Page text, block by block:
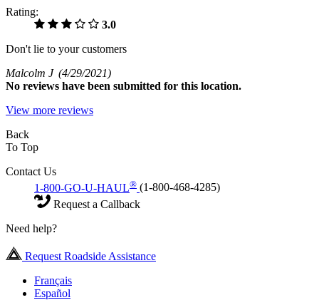
Rating:
3.0
Don't lie to your customers
Malcolm J (4/29/2021)
No reviews have been submitted for this location.
View more reviews
Back
To Top
Contact Us
1-800-GO-U-HAUL® (1-800-468-4285)
Request a Callback
Need help?
Request Roadside Assistance
Français
Español